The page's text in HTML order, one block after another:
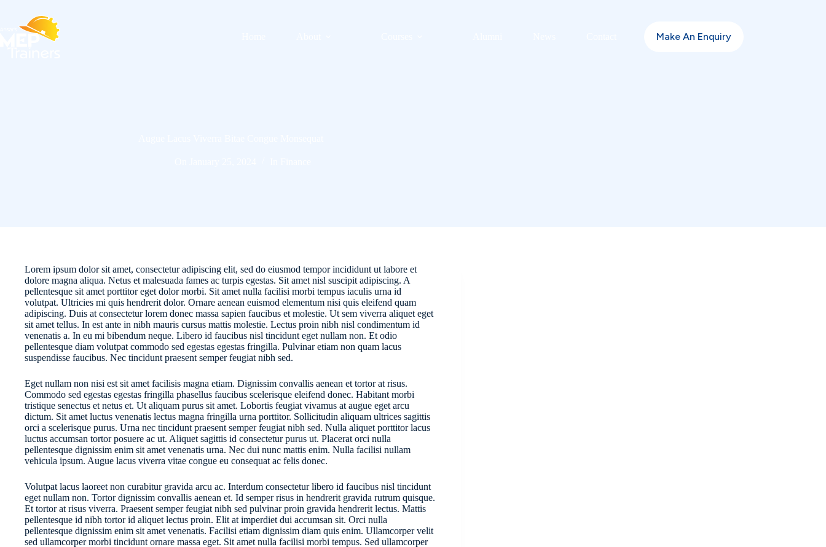
content
Make An Enquiry
Lorem ipsum dolor sit amet, consectetur adipiscing elit, sed do eiusmod tempor incididunt ut labore et
dolore magna aliqua. Netus et malesuada fames ac turpis egestas. Sit amet nisl suscipit adipiscing. A
pellentesque sit amet porttitor eget dolor morbi. Sit amet nulla facilisi morbi tempus iaculis urna id
volutpat. Ultricies mi quis hendrerit dolor. Ornare aenean euismod elementum nisi quis eleifend quam
adipiscing. Duis at consectetur lorem donec massa sapien faucibus et molestie. Ut sem viverra aliquet eget
sit amet tellus. In est ante in nibh mauris cursus mattis molestie. Lectus proin nibh nisl condimentum id
venenatis a. In eu mi bibendum neque. Libero id faucibus nisl tincidunt eget nullam non. Et odio
pellentesque diam volutpat commodo sed egestas egestas fringilla. Pulvinar etiam non quam lacus
suspendisse faucibus. Nec tincidunt praesent semper feugiat nibh sed.
Eget nullam non nisi est sit amet facilisis magna etiam. Dignissim convallis aenean et tortor at risus.
Commodo sed egestas egestas fringilla phasellus faucibus scelerisque eleifend donec. Habitant morbi
tristique senectus et netus et. Ut aliquam purus sit amet. Lobortis feugiat vivamus at augue eget arcu
dictum. Sit amet luctus venenatis lectus magna fringilla urna porttitor. Sollicitudin aliquam ultrices sagittis
orci a scelerisque purus. Urna nec tincidunt praesent semper feugiat nibh sed. Nulla aliquet porttitor lacus
luctus accumsan tortor posuere ac ut. Aliquet sagittis id consectetur purus ut. Placerat orci nulla
pellentesque dignissim enim sit amet venenatis urna. Nec dui nunc mattis enim. Nulla facilisi nullam
vehicula ipsum. Augue lacus viverra vitae congue eu consequat ac felis donec.
Volutpat lacus laoreet non curabitur gravida arcu ac. Interdum consectetur libero id faucibus nisl tincidunt
eget nullam non. Tortor dignissim convallis aenean et. Id semper risus in hendrerit gravida rutrum quisque.
Et tortor at risus viverra. Praesent semper feugiat nibh sed pulvinar proin gravida hendrerit lectus. Mattis
pellentesque id nibh tortor id aliquet lectus proin. Elit at imperdiet dui accumsan sit. Orci nulla
pellentesque dignissim enim sit amet venenatis. Facilisi etiam dignissim diam quis enim. Ullamcorper velit
sed ullamcorper morbi tincidunt ornare massa eget. Sit amet nulla facilisi morbi tempus. Sed ullamcorper